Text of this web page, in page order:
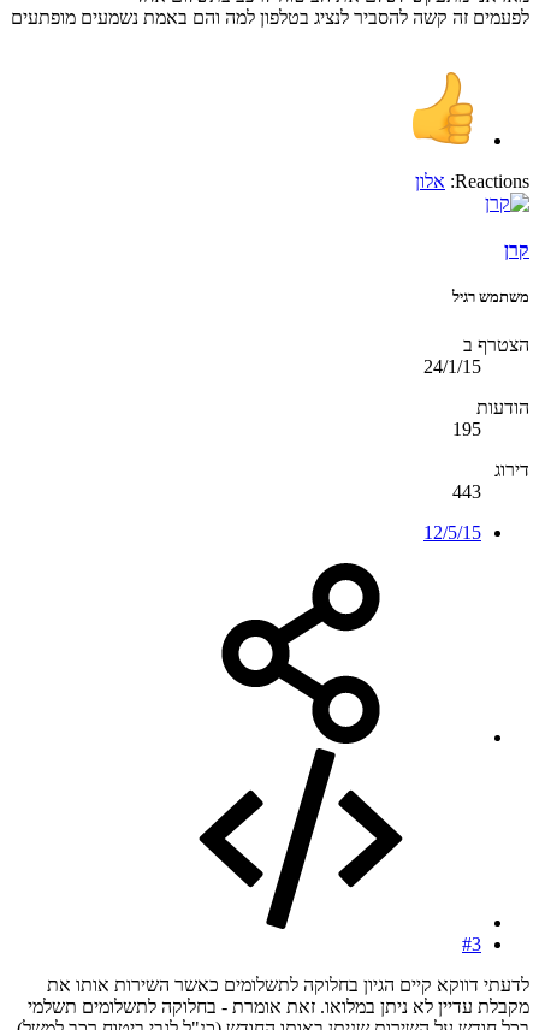
לפעמים זה קשה להסביר לנציג בטלפון למה והם באמת נשמעים מופתעים
Reactions: אלון
קרן
משתמש רגיל
הצטרף ב
24/1/15
הודעות
195
דירוג
443
12/5/15
#3
לדעתי דווקא קיים הגיון בחלוקה לתשלומים כאשר השירות אותו את
מקבלת עדיין לא ניתן במלואו. זאת אומרת - בחלוקה לתשלומים תשלמי